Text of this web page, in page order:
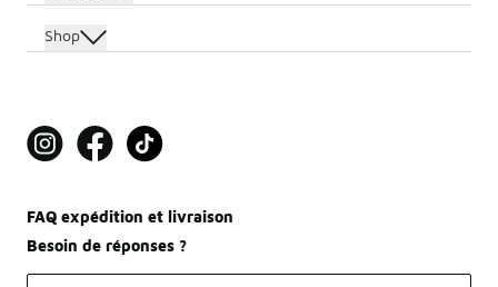
Shop
FAQ expédition et livraison
Besoin de réponses ?